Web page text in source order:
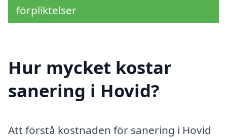
förpliktelser
Hur mycket kostar
sanering i Hovid?
Att förstå kostnaden för sanering i Hovid